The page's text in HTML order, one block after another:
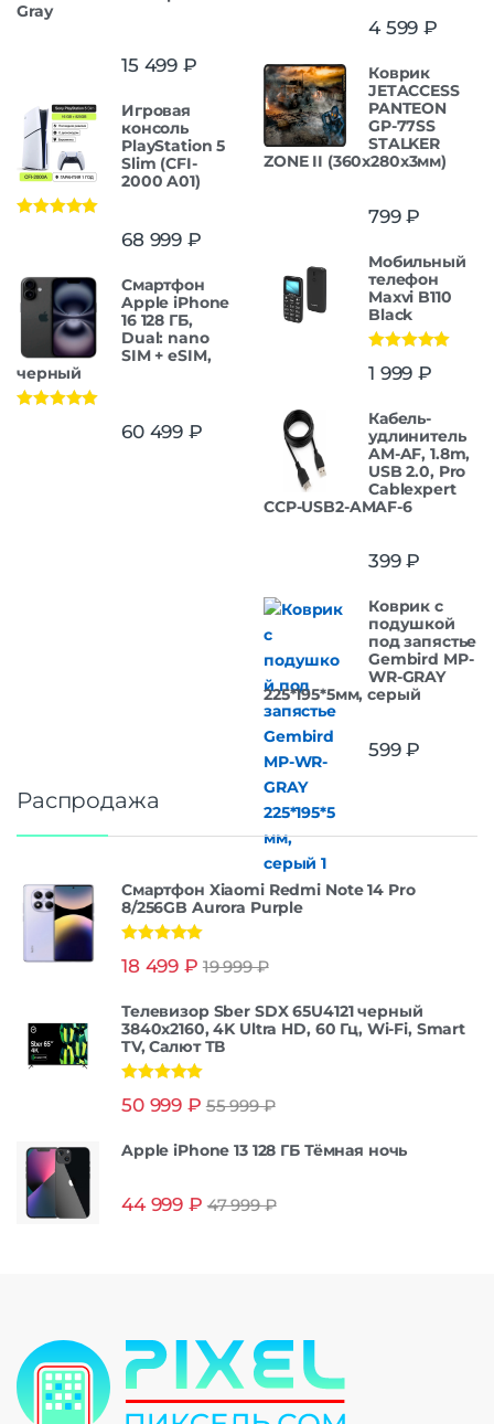
Gray
15 499 ₽
Игровая
консоль
PlayStation 5
Slim (CFI-
2000 A01)
68 999 ₽
Смартфон
Apple iPhone
16 128 ГБ,
Dual: nano
SIM + eSIM,
черный
60 499 ₽
4 599 ₽
Коврик
JETACCESS
PANTEON
GP-77SS
STALKER
ZONE II (360x280x3мм)
799₽
Мобильный
телефон
Maxvi B110
Black
из 5
1 999 ₽
Кабель-
удлинитель
AM-AF, 1.8m,
USB 2.0, Pro
Cablexpert
CCP-USB2-AMAF-6
399₽
Коврик с
подушкой
под запястье
Gembird MP-
WR-GRAY
225*195*5мм, серый
599₽
Распродажа
Смартфон Xiaomi Redmi Note 14 Pro
8/256GB Aurora Purple
из 5
18 499 ₽ 19 999₽
Телевизор Sber SDX 65U4121 черный
3840x2160, 4K Ultra HD, 60 Гц, Wi-Fi, Smart
TV, Салют ТВ
из 5
50 999 ₽ 55 999₽
Apple iPhone 13 128 ГБ Тёмная ночь
44 999 ₽ 47 999₽